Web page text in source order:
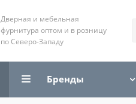
Дверная и мебельная
фурнитура оптом и в розницу
по Северо-Западу
Бренды